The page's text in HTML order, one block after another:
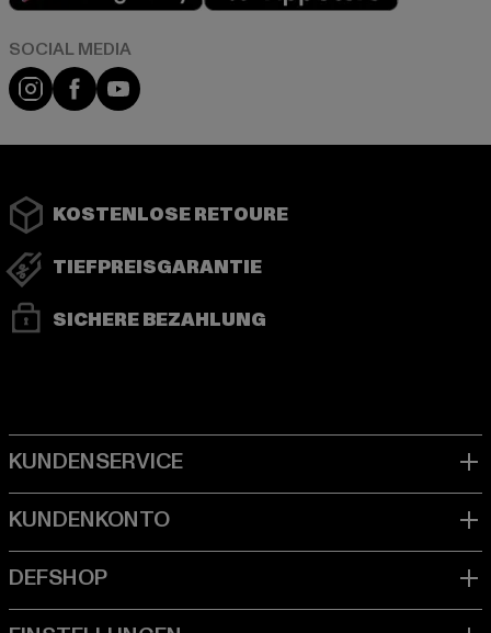
Instagram
FacebookYouTube
KOSTENLOSE RETOURE
TIEFPREISGARANTIE
SICHERE BEZAHLUNG